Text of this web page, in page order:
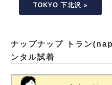
TOKYO 下北沢 »
ナップナップ トラン
ンタル試着